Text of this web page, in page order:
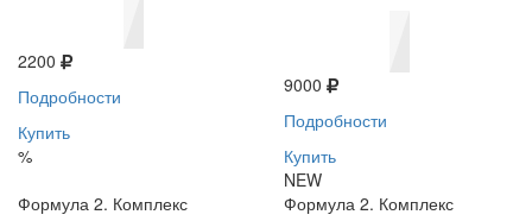
2200
Подробности
Купить
%
9000
Подробности
Купить
NEW
Формула 2. Комплекс
Формула 2. Комплекс